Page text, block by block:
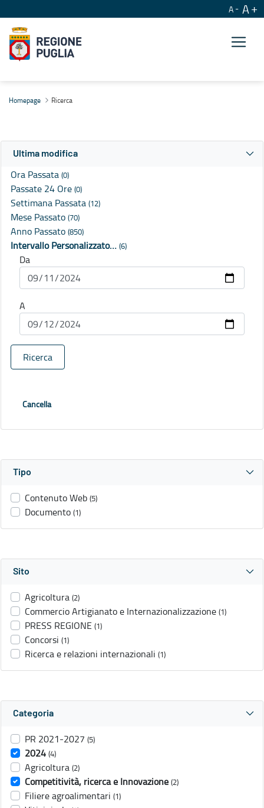
A A
Homepage Ricerca
Ultima modifica
Ora Passata (0)
Passate 24 Ore (0)
Settimana Passata (12)
Mese Passato (70)
Anno Passato (850)
Intervallo Personalizzato… (6)
Da
A
Ricerca
Cancella
Tipo
Contenuto Web (5)
Documento (1)
Sito
Agricoltura (2)
Commercio Artigianato e Internazionalizzazione (1)
PRESS REGIONE (1)
Concorsi (1)
Ricerca e relazioni internazionali (1)
Categoria
PR 2021-2027 (5)
2024 (4)
Agricoltura (2)
Competitività, ricerca e Innovazione (2)
Filiere agroalimentari (1)